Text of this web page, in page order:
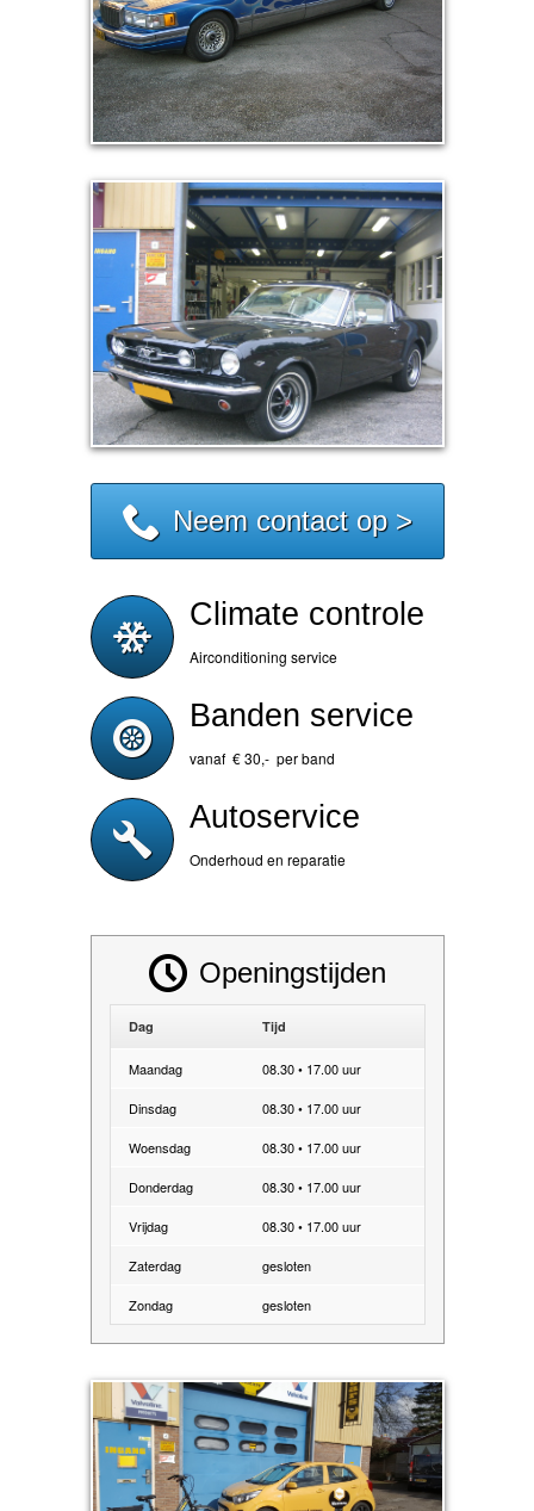
Neem contact op >
Climate controle
Airconditioning service
Banden service
vanaf € 30,- per band
Autoservice
Onderhoud en reparatie
Openingstijden
Dag Tijd
Maandag 08.30 • 17.00 uur
Dinsdag 08.30 • 17.00 uur
Woensdag 08.30 • 17.00 uur
Donderdag 08.30 • 17.00 uur
Vrijdag 08.30 • 17.00 uur
Zaterdag gesloten
Zondag gesloten